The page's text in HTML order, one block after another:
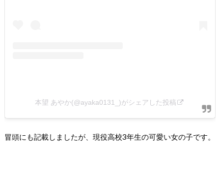
本望 あやか(@ayaka0131_)がシェアした投稿
冒頭にも記載しましたが、現役高校3年生の可愛い女の子です。